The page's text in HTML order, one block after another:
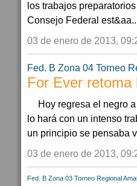
los trabajos
Consejo Federal
03 de enero de 2013,
Fed. B Zona 04 Torneo
For Ever retoma
Hoy regresa el negro
lo hará con un intenso
un principio se pensaba
03 de enero de 2013,
Fed. B Zona 03 Torneo Regional